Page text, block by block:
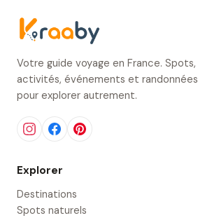
Votre guide voyage en France. Spots,
activités, événements et randonnées
pour explorer autrement.
Explorer
Destinations
Spots naturels